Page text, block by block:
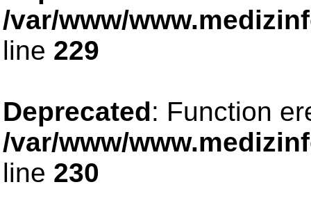
/var/www/
line 229
Deprecated: Function
/var/www/
line 230